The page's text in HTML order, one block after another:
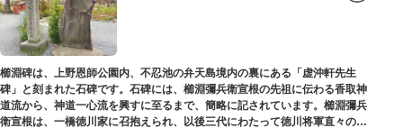
櫛淵碑は、上野恩師公園内、不忍池の弁天島境内の裏にある「虚沖軒先生
碑」と刻まれた石碑です。石碑には、櫛淵彌兵衛宣根の先祖に伝わる香取神
道流から、神道一心流を興すに至るまで、簡略に記されています。櫛淵彌兵
衛宣根は、一橋徳川家に召抱えられ、以後三代にわたって徳川将軍直々の護